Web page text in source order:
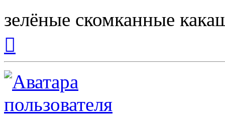
зелёные скомканные
началу